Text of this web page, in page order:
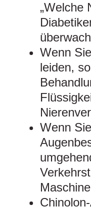
„Welche
Wenn
leiden,
Wenn